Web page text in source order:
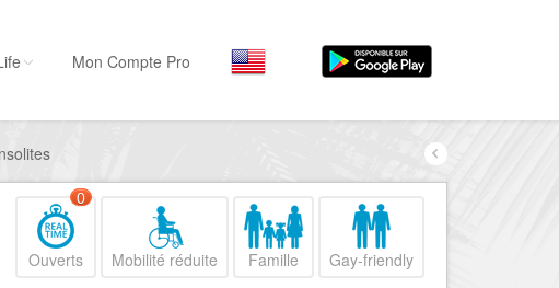
Hôtels, ...
Visiter
Par quartiers
Nice Promenade du
Nice le Port
Mon Compte Pro
Ouverts
0
Mobilité réduite Famille Gay-friendly